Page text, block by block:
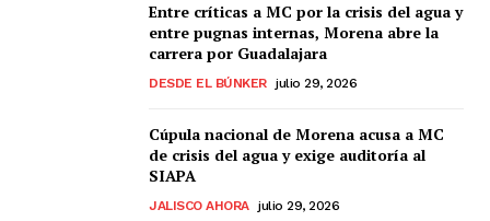
Entre críticas a MC por la crisis del agua y
entre pugnas internas, Morena abre la
carrera por Guadalajara
DESDE EL BÚNKER julio 29, 2026
Cúpula nacional de Morena acusa a MC
de crisis del agua y exige auditoría al
SIAPA
JALISCO AHORA julio 29, 2026